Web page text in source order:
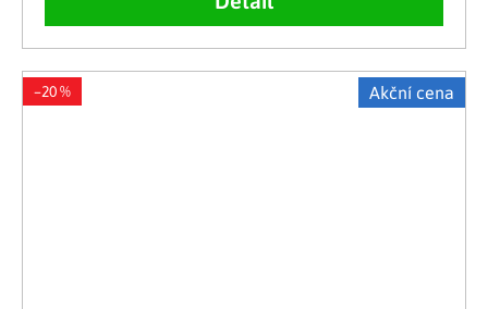
Akční cena
–20 %